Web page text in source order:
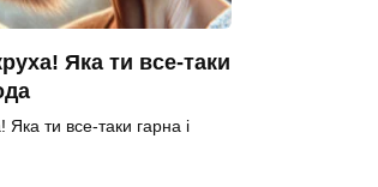
Яка ти все-таки
Яка ти все-таки гарна і